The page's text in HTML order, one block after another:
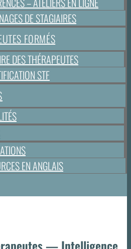
DE STAGIAIRES
FORMÉS
DES THÉRAPEUTES
STF
EN ANGLAIS